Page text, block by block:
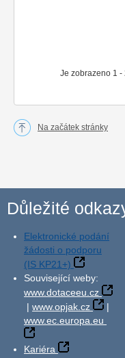
Je zobrazeno 1
Na začátek stránky
Důležité
Elektronické podání
žádosti o podporu
(IS KP21+)
Související weby:
www.dotaceeu.cz
| www.opjak.cz
|
www.ec.europa.eu
Kariéra